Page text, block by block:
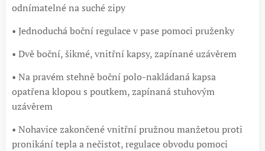
odnímatelné na suché zipy
• Jednoduchá boční regulace v pase pomoci pruženky
• Dvě boční, šikmé, vnitřní kapsy, zapínané uzávěrem
• Na pravém stehně boční polo-nakládaná kapsa
opatřena klopou s poutkem, zapínaná stuhovým
uzávěrem
• Nohavice zakončené vnitřní pružnou manžetou proti
pronikání tepla a nečistot, regulace obvodu pomoci